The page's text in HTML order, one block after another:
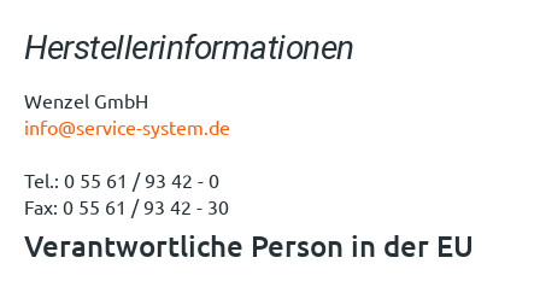
Herstellerinformationen
Wenzel GmbH
info@service-system.de
Tel.: 0 55 61 / 93 42 - 0
Fax: 0 55 61 / 93 42 - 30
Verantwortliche Person in der EU